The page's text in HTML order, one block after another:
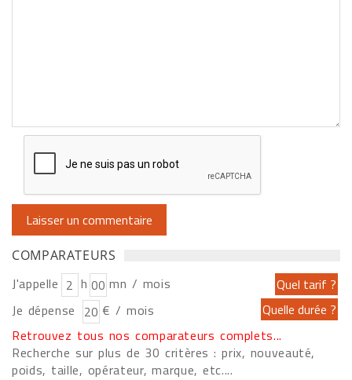
COMPARATEURS
J'appelle h
mn / mois
Je dépense
€ / mois
Retrouvez tous nos comparateurs complets...
Recherche sur plus de 30 critères : prix, nouveauté,
poids, taille, opérateur, marque, etc....